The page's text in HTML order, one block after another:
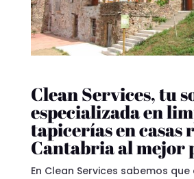
Clean Services, tu
especializada en
tapicerías en casas
Cantabria al mejor
En Clean Services sabemos